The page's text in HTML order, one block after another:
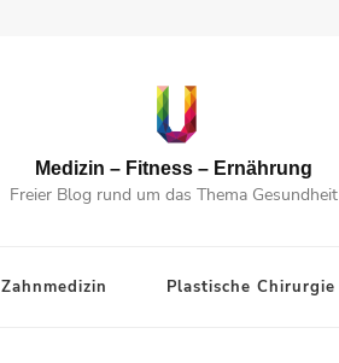
Medizin – Fitness – Ernährung
Freier Blog rund um das Thema Gesundheit
Zahnmedizin Plastische Chirurgie